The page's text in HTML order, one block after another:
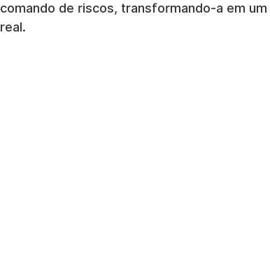
comando de riscos, transformando-a em
real.